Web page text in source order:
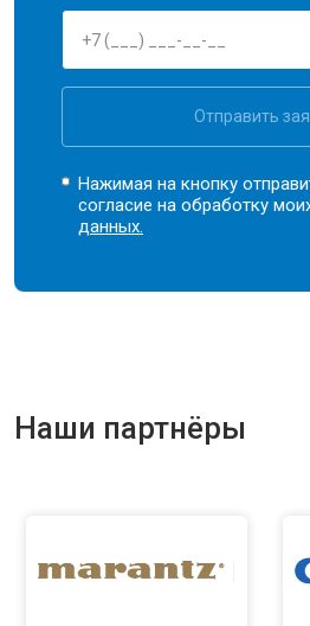
Отправить
Нажимая на кнопку
согласие на обработку
данных.
Наши партнёры